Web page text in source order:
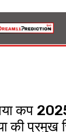
कप
की प्रमुख